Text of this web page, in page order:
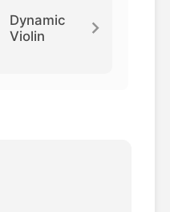
Dynamic
Violin